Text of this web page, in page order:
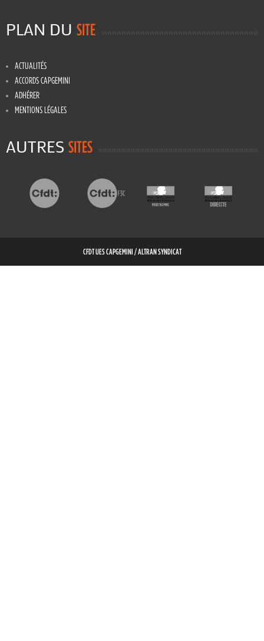
PLAN DU SITE
ACTUALITÉS
ACCORDS CAPGEMINI
ADHÉRER
MENTIONS LÉGALES
AUTRES SITES
CFDT UES CAPGEMINI / ALTRAN SYNDICAT